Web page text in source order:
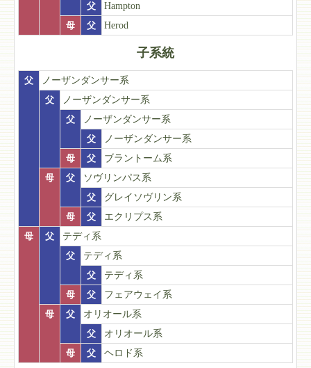
父
Hampton
母
父 Herod
子系統
父
ノーザンダンサー系
父
ノーザンダンサー系
父
ノーザンダンサー系
父
ノーザンダンサー系
母
父
ブラントーム系
母
父
ソヴリンパス系
父
グレイソヴリン系
母
父
エクリプス系
母
父
テディ系
父
テディ系
父
テディ系
母
父
フェアウェイ系
母
父
オリオール系
父
オリオール系
母
父 ヘロド系